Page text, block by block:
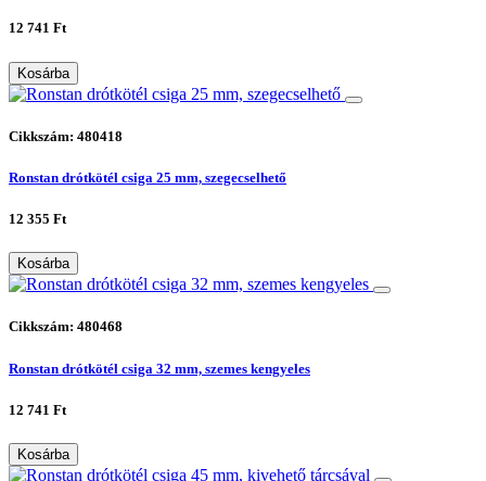
12 741 Ft
Kosárba
Cikkszám: 480418
Ronstan drótkötél csiga 25 mm, szegecselhető
12 355 Ft
Kosárba
Cikkszám: 480468
Ronstan drótkötél csiga 32 mm, szemes kengyeles
12 741 Ft
Kosárba